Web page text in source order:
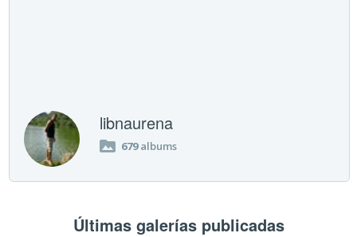
libnaurena
679albums
Últimas galerías publicadas